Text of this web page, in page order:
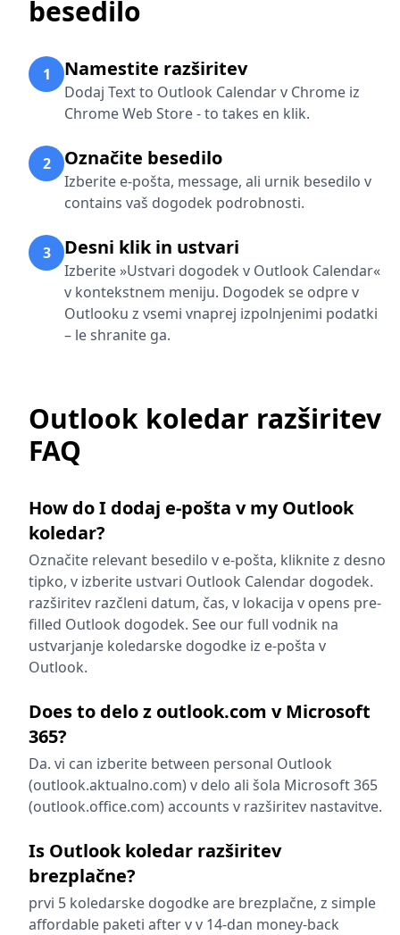
besedilo
1 Namestite razširitev
Dodaj Text to Outlook Calendar v Chrome iz
Chrome Web Store - to takes en klik.
2 Označite besedilo
Izberite e-pošta, message, ali urnik besedilo v
contains vaš dogodek podrobnosti.
3 Desni klik in ustvari
Izberite »Ustvari dogodek v Outlook Calendar«
v kontekstnem meniju. Dogodek se odpre v
Outlooku z vsemi vnaprej izpolnjenimi podatki
– le shranite ga.
Outlook koledar razširitev
FAQ
How do I dodaj e-pošta v my Outlook
koledar?
Označite relevant besedilo v e-pošta, kliknite z desno
tipko, v izberite ustvari Outlook Calendar dogodek.
razširitev razčleni datum, čas, v lokacija v opens pre-
filled Outlook dogodek. See our full vodnik na
ustvarjanje koledarske dogodke iz e-pošta v
Outlook.
Does to delo z outlook.com v Microsoft
365?
Da. vi can izberite between personal Outlook
(outlook.aktualno.com) v delo ali šola Microsoft 365
(outlook.office.com) accounts v razširitev nastavitve.
Is Outlook koledar razširitev
brezplačne?
prvi 5 koledarske dogodke are brezplačne, z simple
affordable paketi after v v 14-dan money-back